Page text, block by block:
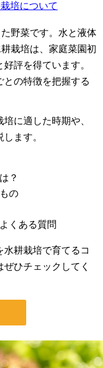
培について
野菜です。水と液体
栽培は、家庭菜園初
評を得ています。
との特徴を把握する
に適した時期や、
ます。
？
の
くある質問
耕栽培で育てるコ
ひチェックしてく